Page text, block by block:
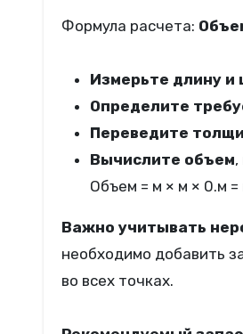
Формула расчета:
Измерьте длину и
Определите
Переведите
Вычислите объем
Объем = м × м × 0.м =
Важно учитывать
необходимо добавить
во всех точках.